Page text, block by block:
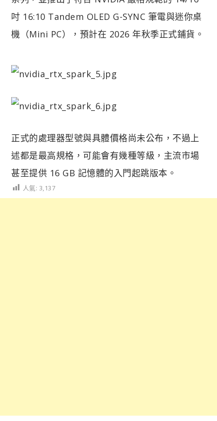
吋 16:10 Tandem OLED G-SYNC 筆電與迷你桌
機（Mini PC），預計在 2026 年秋季正式鋪貨。
正式的處理器型號與具體價格尚未公布，不過上
述都是最高規格，可能會有幾種等級，主流市場
甚至提供 16 GB 記憶體的入門起跳版本。
人氣: 3,137